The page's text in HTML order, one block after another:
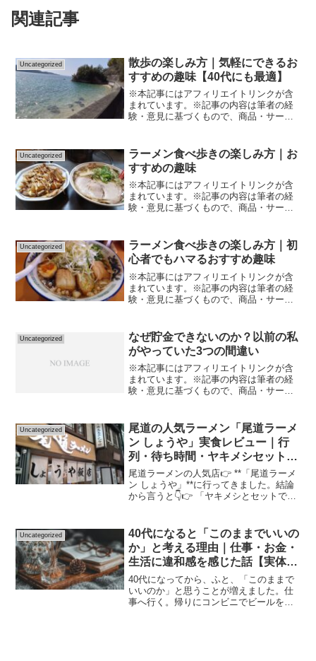
関連記事
Uncategorized
散歩の楽しみ方｜気軽にできるお
すすめの趣味【40代にも最適】
※本記事にはアフィリエイトリンクが含
まれています。※記事の内容は筆者の経
験・意見に基づくもので、商品・サービ
式情報・規約を必ず確認のうえ、自己責
任で行ってください。くだ...
Uncategorized
ラーメン食べ歩きの楽しみ方｜お
すすめの趣味
※本記事にはアフィリエイトリンクが含
まれています。※記事の内容は筆者の経
験・意見に基づくもので、商品・サービ
式情報・規約を必ず確認のうえ、自己責
任で行ってください。くだ...
Uncategorized
ラーメン食べ歩きの楽しみ方｜初
心者でもハマるおすすめ趣味
※本記事にはアフィリエイトリンクが含
まれています。※記事の内容は筆者の経
験・意見に基づくもので、商品・サービ
式情報・規約を必ず確認のうえ、自己責
任で行ってください。くだ...
Uncategorized
なぜ貯金できないのか？以前の私
がやっていた3つの間違い
※本記事にはアフィリエイトリンクが含
まれています。※記事の内容は筆者の経
験・意見に基づくもので、商品・サービ
式情報・規約を必ず確認のうえ、自己責
任で行ってください。「貯...
Uncategorized
尾道の人気ラーメン「尾道ラーメ
ン しょうや」実食レビュー｜行
列・待ち時間・ヤキメシセットを
正直解説
尾道ラーメンの人気店👉 **「尾道ラーメ
ン しょうや」**に行ってきました。結論
から言うと👇👉 「ヤキメシとセットで完
プでパンチあり・名物ヤキメシとのセッ
トが最強・行列...
Uncategorized
40代になると「このままでいいの
か」と考える理由｜仕事・お金・
生活に違和感を感じた話【実体
験】
40代になってから、ふと、「このままで
いいのか」と思うことが増えました。仕
事へ行く。帰りにコンビニでビールを買